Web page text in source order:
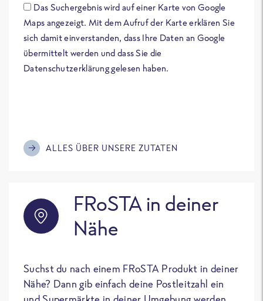
Das Suchergebnis wird auf einer Karte von Google
Maps angezeigt. Mit dem Aufruf der Karte erklären Sie
sich damit einverstanden, dass Ihre Daten an Google
übermittelt werden und dass Sie die
Datenschutzerklärung gelesen haben.
ALLES ÜBER UNSERE ZUTATEN
FRoSTA in deiner
Nähe
Suchst du nach einem FRoSTA Produkt in deiner
Nähe? Dann gib einfach deine Postleitzahl ein